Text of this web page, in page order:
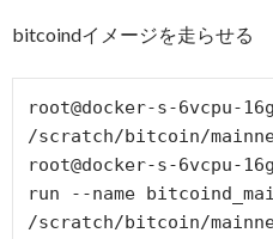
bitcoindイメージを走らせる
root@docker-s-6vcpu-
/scratch/bitcoin/
root@docker-s-6vcpu-
run --name
/scratch/bitcoin/